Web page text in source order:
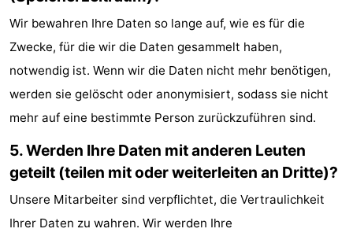
Wir bewahren Ihre Daten so lange auf, wie es für die
Zwecke, für die wir die Daten gesammelt haben,
notwendig ist. Wenn wir die Daten nicht mehr benötigen,
werden sie gelöscht oder anonymisiert, sodass sie nicht
mehr auf eine bestimmte Person zurückzuführen sind.
5. Werden Ihre Daten mit anderen Leuten
geteilt (teilen mit oder weiterleiten an Dritte)?
Unsere Mitarbeiter sind verpflichtet, die Vertraulichkeit
Ihrer Daten zu wahren. Wir werden Ihre